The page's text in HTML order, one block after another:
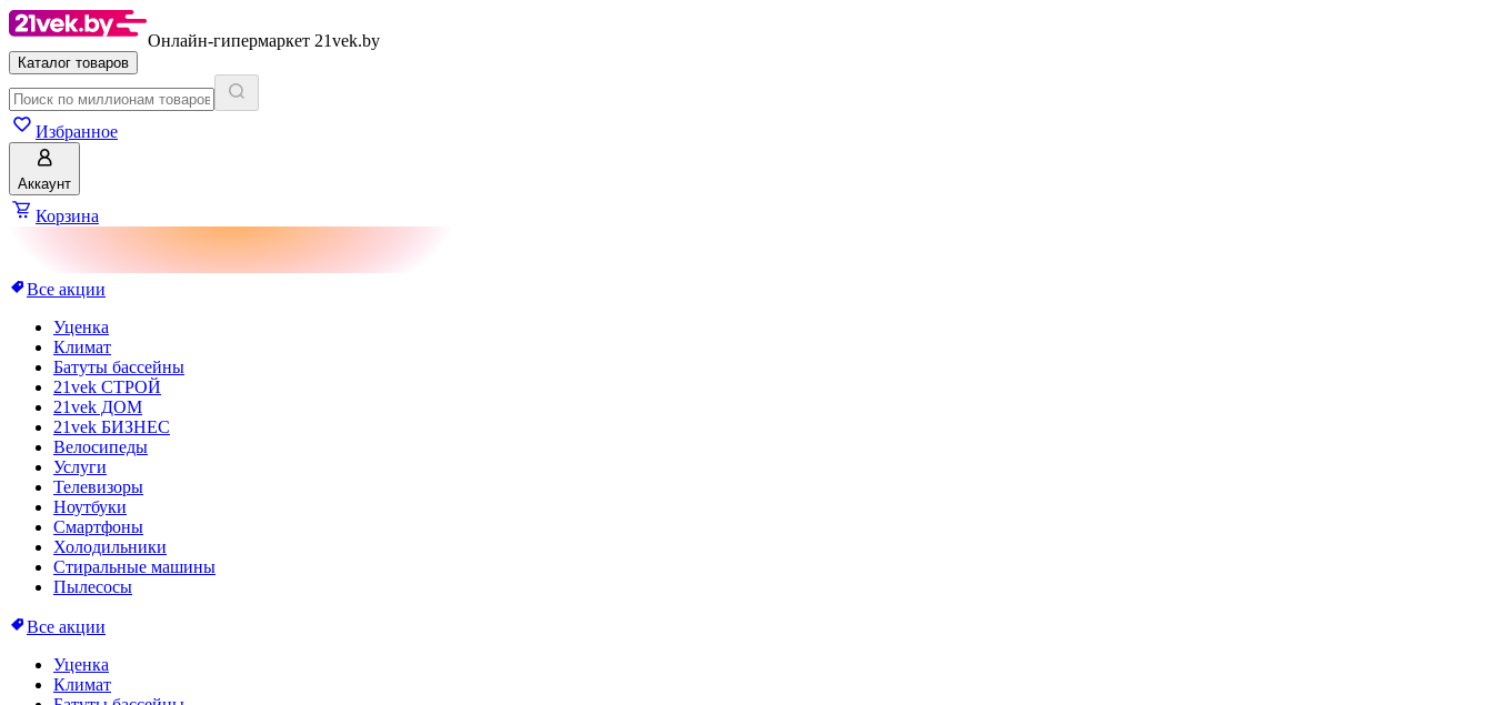
Онлайн-гипермаркет 21vek.by
Каталог товаров
Избранное
Аккаунт
Корзина
Все акции
Уценка
Климат
Батуты бассейны
21vek СТРОЙ
21vek ДОМ
21vek БИЗНЕС
Велосипеды
Услуги
Телевизоры
Ноутбуки
Смартфоны
Холодильники
Стиральные машины
Пылесосы
Все акции
Уценка
Климат